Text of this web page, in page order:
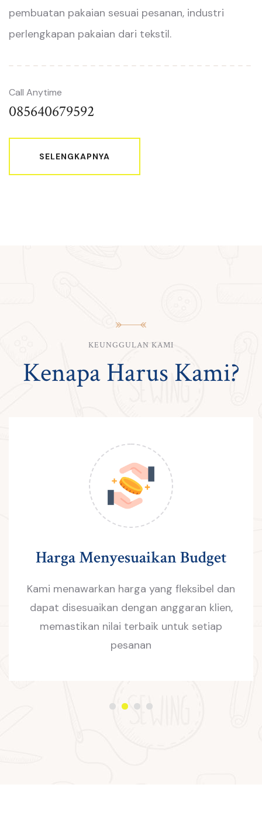
pembuatan pakaian sesuai pesanan, industri
perlengkapan pakaian dari tekstil.
Call Anytime
085640679592
SELENGKAPNYA
KEUNGGULAN KAMI
Kenapa Harus Kami?
Harga Menyesuaikan Budget
Kami menawarkan harga yang fleksibel dan
dapat disesuaikan dengan anggaran klien,
memastikan nilai terbaik untuk setiap
pesanan